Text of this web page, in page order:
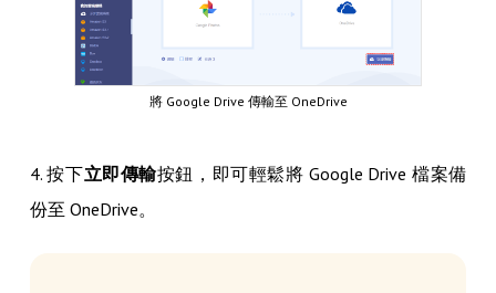
將 Google Drive 傳輸至 OneDrive
4. 按下立即傳輸按鈕，即可輕鬆將 Google Drive 檔案備
份至 OneDrive。